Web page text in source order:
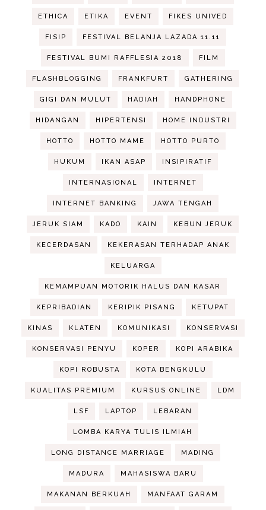
ETHICA ETIKA EVENT FIKES UNIVED
FISIP FESTIVAL BELANJA LAZADA 11.11
FESTIVAL BUMI RAFFLESIA 2018 FILM
FLASHBLOGGING FRANKFURT GATHERING
GIGI DAN MULUT HADIAH HANDPHONE
HIDANGAN HIPERTENSI HOME INDUSTRI
HOTTO HOTTO MAME HOTTO PURTO
HUKUM IKAN ASAP INSIPIRATIF
INTERNASIONAL INTERNET
INTERNET BANKING JAWA TENGAH
JERUK SIAM KADO KAIN KEBUN JERUK
KECERDASAN KEKERASAN TERHADAP ANAK
KELUARGA
KEMAMPUAN MOTORIK HALUS DAN KASAR
KEPRIBADIAN KERIPIK PISANG KETUPAT
KINAS KLATEN KOMUNIKASI KONSERVASI
KONSERVASI PENYU KOPER KOPI ARABIKA
KOPI ROBUSTA KOTA BENGKULU
KUALITAS PREMIUM KURSUS ONLINE LDM
LSF LAPTOP LEBARAN
LOMBA KARYA TULIS ILMIAH
LONG DISTANCE MARRIAGE MADING
MADURA MAHASISWA BARU
MAKANAN BERKUAH MANFAAT GARAM